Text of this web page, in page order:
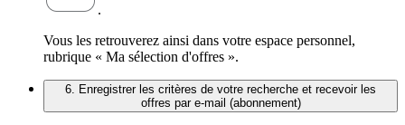
.
Vous les retrouverez ainsi dans votre espace personnel,
rubrique « Ma sélection d'offres ».
6. Enregistrer les critères de votre recherche et recevoir les
offres par e-mail (abonnement)